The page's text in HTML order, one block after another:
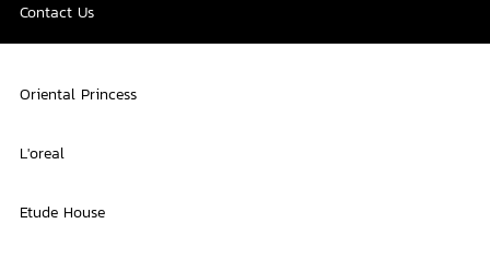
Contact Us
Oriental Princess
L'oreal
Etude House